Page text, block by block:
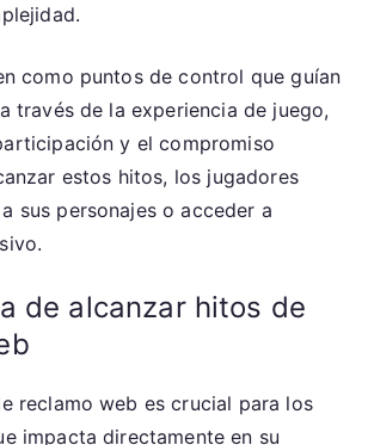
como puntos de control que guían
través de la experiencia de juego,
y el compromiso
estos hitos, los jugadores
sus personajes o acceder a
de alcanzar hitos de
reclamo web es crucial para los
impacta directamente en su